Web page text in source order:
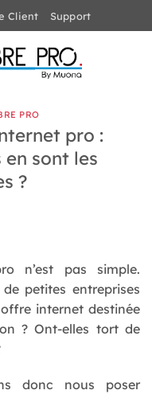
Client Support
PRO
pro :
sont les
?
n’est pas simple.
petites entreprises
internet destinée
? Ont-elles tort de
donc nous poser